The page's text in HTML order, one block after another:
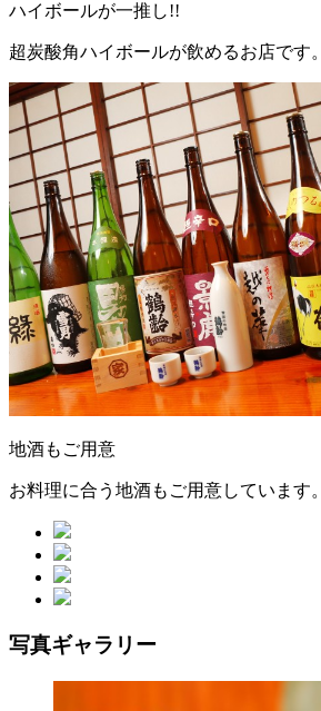
ハイボールが一推し!!
超炭酸角ハイボールが飲めるお店です。
地酒もご用意
お料理に合う地酒もご用意しています。
写真ギャラリー